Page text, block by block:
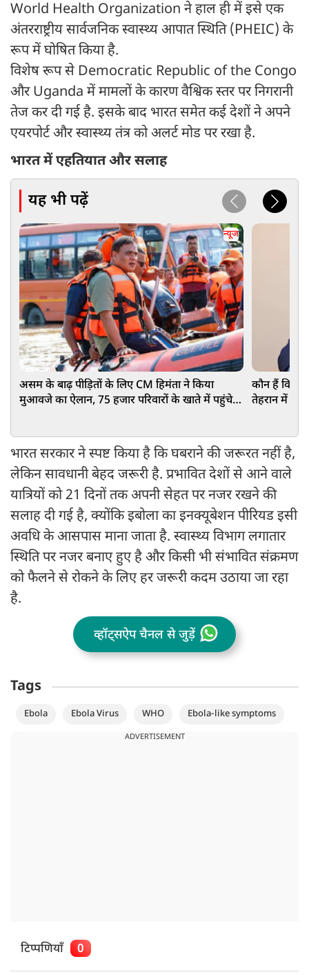
World Health Organization ने हाल ही में इसे एक
अंतरराष्ट्रीय सार्वजनिक स्वास्थ्य आपात स्थिति (PHEIC) के
रूप में घोषित किया है.
विशेष रूप से Democratic Republic of the Congo
और Uganda में मामलों के कारण वैश्विक स्तर पर निगरानी
तेज कर दी गई है. इसके बाद भारत समेत कई देशों ने अपने
एयरपोर्ट और स्वास्थ्य तंत्र को अलर्ट मोड पर रखा है.
भारत में एहतियात और सलाह
यह भी पढ़ें
न्यूज
असम के बाढ़ पीड़ितों के लिए CM हिमंता ने किया
मुआवजे का ऐलान, 75 हजार परिवारों के खाते में पहुंचे
कौन हैं
तेहरान में दी
भारत सरकार ने स्पष्ट किया है कि घबराने की जरूरत नहीं है,
लेकिन सावधानी बेहद जरूरी है. प्रभावित देशों से आने वाले
यात्रियों को 21 दिनों तक अपनी सेहत पर नजर रखने की
सलाह दी गई है, क्योंकि इबोला का इनक्यूबेशन पीरियड इसी
अवधि के आसपास माना जाता है. स्वास्थ्य विभाग लगातार
स्थिति पर नजर बनाए हुए है और किसी भी संभावित संक्रमण
को फैलने से रोकने के लिए हर जरूरी कदम उठाया जा रहा
है.
व्हॉट्सऐप चैनल से जुड़ें
Tags
Ebola Ebola Virus WHO Ebola-like symptoms
ADVERTISEMENT
टिप्पणियाँ 0